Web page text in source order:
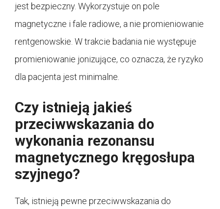
jest bezpieczny. Wykorzystuje on pole
magnetyczne i fale radiowe, a nie promieniowanie
rentgenowskie. W trakcie badania nie występuje
promieniowanie jonizujące, co oznacza, że ryzyko
dla pacjenta jest minimalne.
Czy istnieją jakieś
przeciwwskazania do
wykonania rezonansu
magnetycznego kręgosłupa
szyjnego?
Tak, istnieją pewne przeciwwskazania do